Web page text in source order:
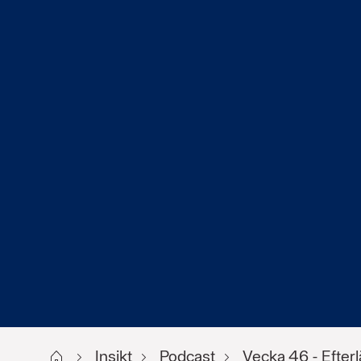
Start Insikt Podcast Vecka 46 -